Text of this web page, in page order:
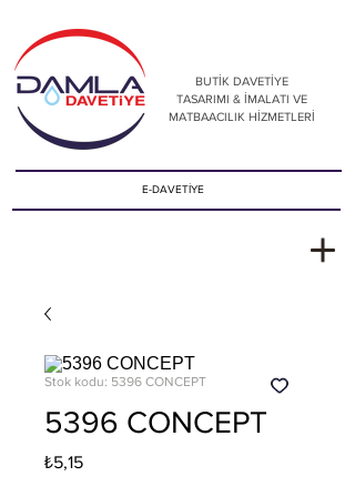
BUTİK DAVETİYE
TASARIMI & İMALATI VE
MATBAACILIK HİZMETLERİ
E-DAVETİYE
Stok kodu: 5396 CONCEPT
5396 CONCEPT
₺5,15